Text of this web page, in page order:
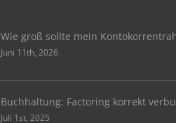
Wie groß sollte mein
Juni 11th, 2026
Buchhaltung: Factoring korrekt
Juli 1st, 2025